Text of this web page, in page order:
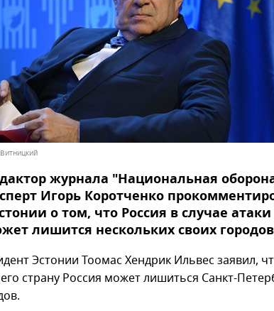
журнала "Национальная
Игорь Коротченко
о том, что Россия в случае
лишится нескольких своих
Эстонии Тоомас Хендрик Ильвес заявил,
страну Россия может лишиться Санкт-